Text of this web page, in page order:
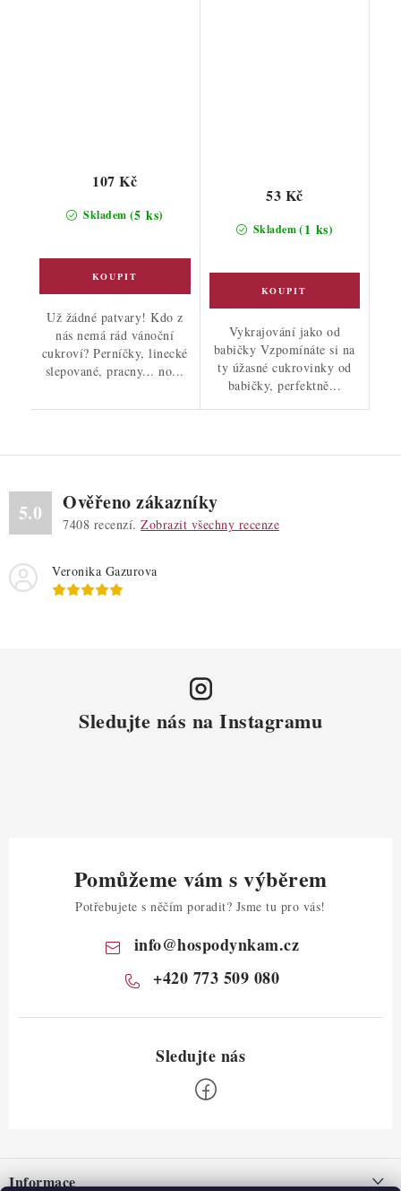
Skladem (5 ks)
107 Kč
Už žádné patvary! Kdo z
nás nemá rád vánoční
cukroví? Perníčky, linecké
slepované, pracny... no...
Skladem(1 ks)
53 Kč
Vykrajování jako od
babičky Vzpomínáte si na
ty úžasné cukrovinky od
babičky, perfektně...
5.0 Ověřeno zákazníky
7408 recenzí. Zobrazit všechny recenze
Veronika Gazurova
Sledujte nás na Instagramu
Pomůžeme vám s výběrem
Potřebujete s něčím poradit? Jsme tu pro vás!
info@hospodynkam.cz
+420 773 509 080
Informace